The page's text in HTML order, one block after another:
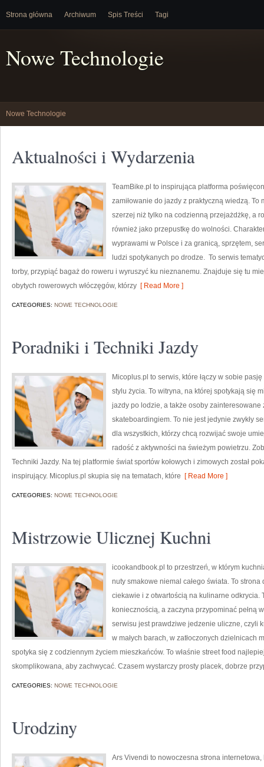
Strona główna Archiwum Spis Treści Tagi
Nowe Technologie
Nowe Technologie
Aktualności i Wydarzenia
TeamBike.pl to inspirująca platforma
zamiłowanie do jazdy z praktyczną wiedzą.
szerzej niż tylko na codzienną przejażdżkę, a
również jako przepustkę do wolności.
wyprawami w Polsce i za granicą, sprzętem,
ludzi spotykanych po drodze. To serwis
torby, przypiąć bagaż do roweru i wyruszyć ku nieznanemu. Znajduje się tu
obytych rowerowych włóczęgów, którzy [ Read More ]
CATEGORIES: NOWE TECHNOLOGIE
Poradniki i Techniki Jazdy
Micoplus.pl to serwis, które łączy w sobie
stylu życia. To witryna, na której spotykają się
jazdy po lodzie, a także osoby
skateboardingiem. To nie jest jedynie zwykły
dla wszystkich, którzy chcą rozwijać swoje
radość z aktywności na świeżym powietrzu.
Techniki Jazdy. Na tej platformie świat sportów kołowych i zimowych został
inspirujący. Micoplus.pl skupia się na tematach, które [ Read More ]
CATEGORIES: NOWE TECHNOLOGIE
Mistrzowie Ulicznej Kuchni
icookandbook.pl to przestrzeń, w którym
nuty smakowe niemal całego świata. To
ciekawie i z otwartością na kulinarne odkrycia.
koniecznością, a zaczyna przypominać pełną
serwisu jest prawdziwe jedzenie uliczne, czyli
w małych barach, w zatłoczonych dzielnicach
spotyka się z codziennym życiem mieszkańców. To właśnie street food
skomplikowana, aby zachwycać. Czasem wystarczy prosty placek, dobrze
CATEGORIES: NOWE TECHNOLOGIE
Urodziny
Ars Vivendi to nowoczesna strona